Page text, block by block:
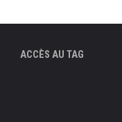
ACCÈS AU TAG